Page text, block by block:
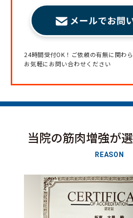
24時間受付OK！ご依頼の有無に関わら
お気軽にお問い合わせください
当院の筋肉増強が
REASON